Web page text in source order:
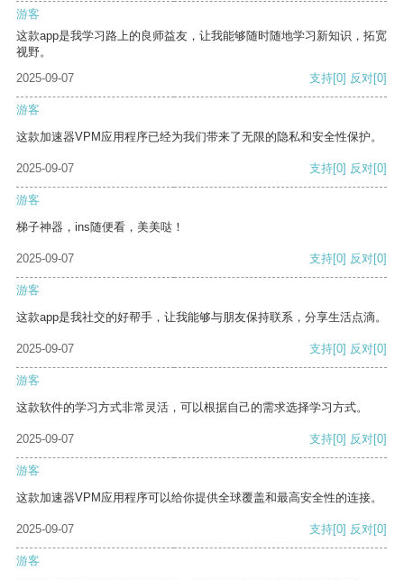
游客
这款app是我学习路上的良师益友，让我能够随时随地学习新知识，拓宽
视野。
2025-09-07
支持[0] 反对[0]
游客
这款加速器VPM应用程序已经为我们带来了无限的隐私和安全性保护。
2025-09-07 支持[0] 反对[0]
游客
梯子神器，ins随便看，美美哒！
2025-09-07 支持[0] 反对[0]
游客
这款app是我社交的好帮手，让我能够与朋友保持联系，分享生活点滴。
2025-09-07 支持[0] 反对[0]
游客
这款软件的学习方式非常灵活，可以根据自己的需求选择学习方式。
2025-09-07 支持[0] 反对[0]
游客
这款加速器VPM应用程序可以给你提供全球覆盖和最高安全性的连接。
2025-09-07 支持[0] 反对[0]
游客